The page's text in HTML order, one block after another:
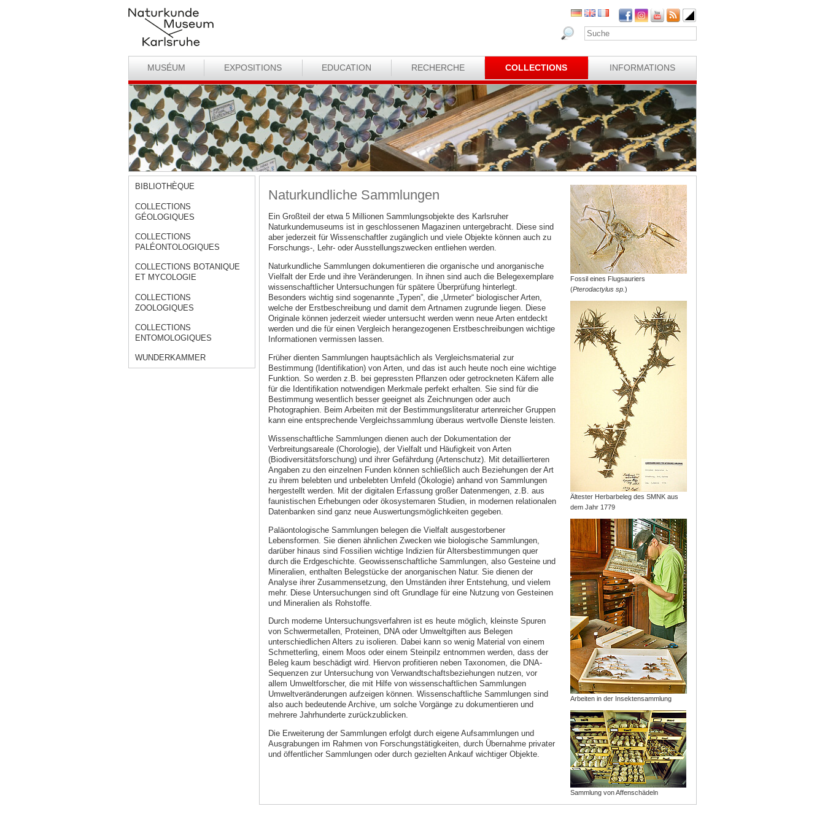
MUSÉUM EXPOSITIONS EDUCATION RECHERCHE COLLECTIONS INFORMATIONS
BIBLIOTHÈQUE
COLLECTIONS
GÉOLOGIQUES
COLLECTIONS
PALÉONTOLOGIQUES
COLLECTIONS BOTANIQUE
ET MYCOLOGIE
COLLECTIONS
ZOOLOGIQUES
COLLECTIONS
ENTOMOLOGIQUES
WUNDERKAMMER
Naturkundliche Sammlungen
Ein Großteil der etwa 5 Millionen Sammlungsobjekte des Karlsruher
Naturkundemuseums ist in geschlossenen Magazinen untergebracht. Diese sind
aber jederzeit für Wissenschaftler zugänglich und viele Objekte können auch zu
Forschungs-, Lehr- oder Ausstellungszwecken entliehen werden.
Naturkundliche Sammlungen dokumentieren die organische und anorganische
Vielfalt der Erde und ihre Veränderungen. In ihnen sind auch die Belegexemplare
wissenschaftlicher Untersuchungen für spätere Überprüfung hinterlegt.
Besonders wichtig sind sogenannte „Typen”, die „Urmeter“ biologischer Arten,
welche der Erstbeschreibung und damit dem Artnamen zugrunde liegen. Diese
Originale können jederzeit wieder untersucht werden wenn neue Arten entdeckt
werden und die für einen Vergleich herangezogenen Erstbeschreibungen wichtige
Informationen vermissen lassen.
Früher dienten Sammlungen hauptsächlich als Vergleichsmaterial zur
Bestimmung (Identifikation) von Arten, und das ist auch heute noch eine wichtige
Funktion. So werden z.B. bei gepressten Pflanzen oder getrockneten Käfern alle
für die Identifikation notwendigen Merkmale perfekt erhalten. Sie sind für die
Bestimmung wesentlich besser geeignet als Zeichnungen oder auch
Photographien. Beim Arbeiten mit der Bestimmungsliteratur artenreicher Gruppen
kann eine entsprechende Vergleichssammlung überaus wertvolle Dienste leisten.
Wissenschaftliche Sammlungen dienen auch der Dokumentation der
Verbreitungsareale (Chorologie), der Vielfalt und Häufigkeit von Arten
(Biodiversitätsforschung) und ihrer Gefährdung (Artenschutz). Mit detaillierteren
Angaben zu den einzelnen Funden können schließlich auch Beziehungen der Art
zu ihrem belebten und unbelebten Umfeld (Ökologie) anhand von Sammlungen
hergestellt werden. Mit der digitalen Erfassung großer Datenmengen, z.B. aus
faunistischen Erhebungen oder ökosystemaren Studien, in modernen relationalen
Datenbanken sind ganz neue Auswertungsmöglichkeiten gegeben.
Paläontologische Sammlungen belegen die Vielfalt ausgestorbener
Lebensformen. Sie dienen ähnlichen Zwecken wie biologische Sammlungen,
darüber hinaus sind Fossilien wichtige Indizien für Altersbestimmungen quer
durch die Erdgeschichte. Geowissenschaftliche Sammlungen, also Gesteine und
Mineralien, enthalten Belegstücke der anorganischen Natur. Sie dienen der
Analyse ihrer Zusammensetzung, den Umständen ihrer Entstehung, und vielem
mehr. Diese Untersuchungen sind oft Grundlage für eine Nutzung von Gesteinen
und Mineralien als Rohstoffe.
Durch moderne Untersuchungsverfahren ist es heute möglich, kleinste Spuren
von Schwermetallen, Proteinen, DNA oder Umweltgiften aus Belegen
unterschiedlichen Alters zu isolieren. Dabei kann so wenig Material von einem
Schmetterling, einem Moos oder einem Steinpilz entnommen werden, dass der
Beleg kaum beschädigt wird. Hiervon profitieren neben Taxonomen, die DNA-
Sequenzen zur Untersuchung von Verwandtschaftsbeziehungen nutzen, vor
allem Umweltforscher, die mit Hilfe von wissenschaftlichen Sammlungen
Umweltveränderungen aufzeigen können. Wissenschaftliche Sammlungen sind
also auch bedeutende Archive, um solche Vorgänge zu dokumentieren und
mehrere Jahrhunderte zurückzublicken.
Die Erweiterung der Sammlungen erfolgt durch eigene Aufsammlungen und
Ausgrabungen im Rahmen von Forschungstätigkeiten, durch Übernahme privater
und öffentlicher Sammlungen oder durch gezielten Ankauf wichtiger Objekte.
Fossil eines Flugsauriers
(Pterodactylus sp.)
Ältester Herbarbeleg des SMNK aus
dem Jahr 1779
Arbeiten in der Insektensammlung
Sammlung von Affenschädeln